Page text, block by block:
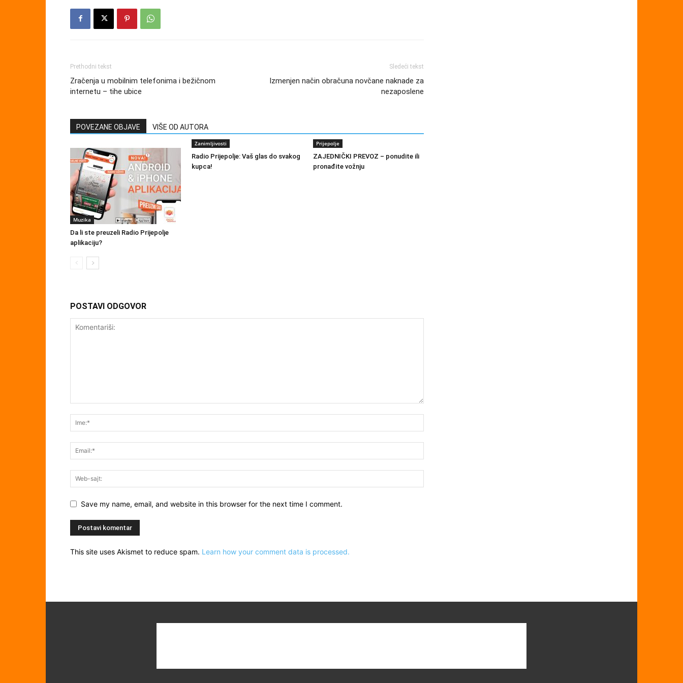
Prethodni tekst
Zračenja u mobilnim telefonima i bežičnom
internetu – tihe ubice
Sledeći tekst
Izmenjen način obračuna novčane naknade za
nezaposlene
POVEZANE OBJAVE VIŠE OD AUTORA
Muzika
Da li ste preuzeli Radio Prijepolje
aplikaciju?
Zanimljivosti
Radio Prijepolje: Vaš glas do svakog
kupca!
Prijepolje
ZAJEDNIČKI PREVOZ – ponudite ili
pronađite vožnju
POSTAVI ODGOVOR
Save my name, email, and website in this browser for the next time I comment.
This site uses Akismet to reduce spam. Learn how your comment data is processed.